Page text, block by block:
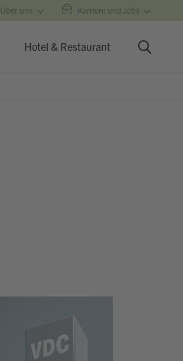
Über uns Karriere und Jobs
Hotel & Restaurant